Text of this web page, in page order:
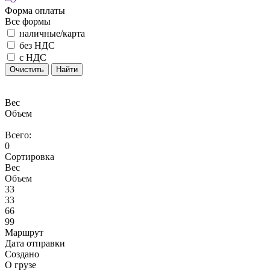
Форма оплаты
Все формы
наличные/карта
без НДС
с НДС
Очистить Найти
Вес
Объем
Всего:
0
Сортировка
Вес
Объем
33
33
66
99
Маршрут
Дата отправки
Создано
О грузе